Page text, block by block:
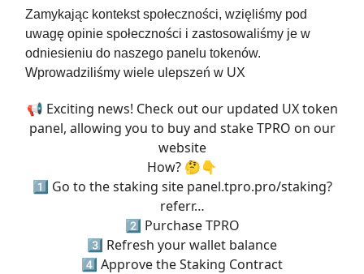
Zamykając kontekst społeczności, wzięliśmy pod
uwagę opinie społeczności i zastosowaliśmy je w
odniesieniu do naszego panelu tokenów.
Wprowadziliśmy wiele ulepszeń w UX
📢 Exciting news! Check out our updated UX token
panel, allowing you to buy and stake TPRO on our
website
How? 🤔👇
1️⃣ Go to the staking site panel.tpro.pro/staking?
referr…
2️⃣ Purchase TPRO
3️⃣ Refresh your wallet balance
4️⃣ Approve the Staking Contract